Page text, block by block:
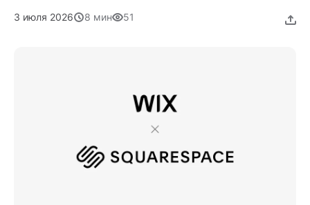
3 июля 2026 8 мин 51